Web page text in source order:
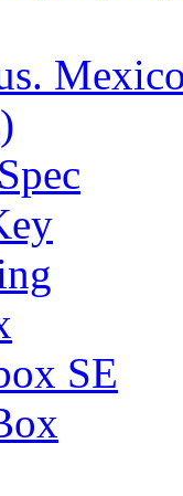
SE